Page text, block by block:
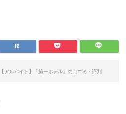
【アルバイト】「第一ホテル」の口コミ・評判